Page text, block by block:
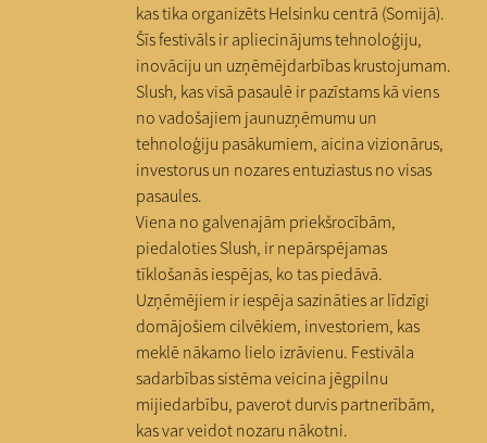
kas tika organizēts Helsinku centrā (Somijā).
Šīs festivāls ir apliecinājums tehnoloģiju,
inovāciju un uzņēmējdarbības krustojumam.
Slush, kas visā pasaulē ir pazīstams kā viens
no vadošajiem jaunuzņēmumu un
tehnoloģiju pasākumiem, aicina vizionārus,
investorus un nozares entuziastus no visas
pasaules.
Viena no galvenajām priekšrocībām,
piedaloties Slush, ir nepārspējamas
tīklošanās iespējas, ko tas piedāvā.
Uzņēmējiem ir iespēja sazināties ar līdzīgi
domājošiem cilvēkiem, investoriem, kas
meklē nākamo lielo izrāvienu. Festivāla
sadarbības sistēma veicina jēgpilnu
mijiedarbību, paverot durvis partnerībām,
kas var veidot nozaru nākotni.